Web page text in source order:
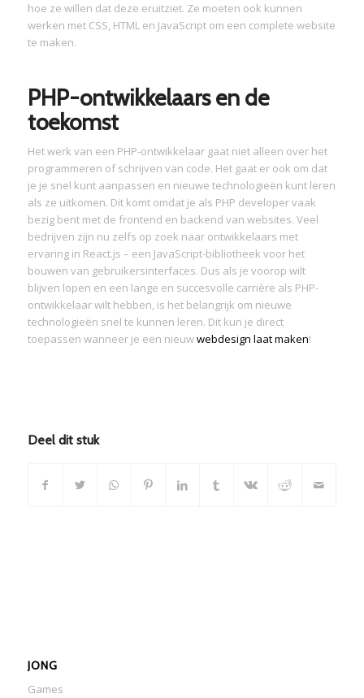
hoe ze willen dat deze eruitziet. Ze moeten ook kunnen
werken met CSS, HTML en JavaScript om een ​​complete website
te maken.
PHP-ontwikkelaars en de
toekomst
Het werk van een PHP-ontwikkelaar gaat niet alleen over het
programmeren of schrijven van code. Het gaat er ook om dat
je je snel kunt aanpassen en nieuwe technologieën kunt leren
als ze uitkomen. Dit komt omdat je als PHP developer vaak
bezig bent met de frontend en backend van websites. Veel
bedrijven zijn nu zelfs op zoek naar ontwikkelaars met
ervaring in React.js – een JavaScript-bibliotheek voor het
bouwen van gebruikersinterfaces. Dus als je voorop wilt
blijven lopen en een lange en succesvolle carrière als PHP-
ontwikkelaar wilt hebben, is het belangrijk om nieuwe
technologieën snel te kunnen leren. Dit kun je direct
toepassen wanneer je een nieuwwebdesign laat maken!
Deel dit stuk
JONG
Games